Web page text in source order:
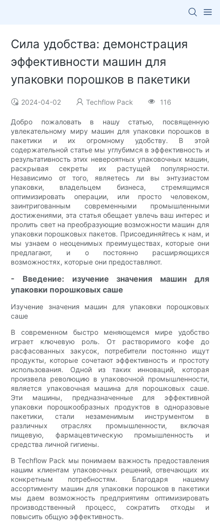
Сила удобства: демонстрация
эффективности машин для
упаковки порошков в пакетики
2024-04-02 Techflow Pack 116
Добро пожаловать в нашу статью, посвященную
увлекательному миру машин для упаковки порошков в
пакетики и их огромному удобству. В этой
содержательной статье мы углубимся в эффективность и
результативность этих невероятных упаковочных машин,
раскрывая секреты их растущей популярности.
Независимо от того, являетесь ли вы энтузиастом
упаковки, владельцем бизнеса, стремящимся
оптимизировать операции, или просто человеком,
заинтригованным современными промышленными
достижениями, эта статья обещает увлечь ваш интерес и
пролить свет на преобразующие возможности машин для
упаковки порошковых пакетов. Присоединяйтесь к нам, и
мы узнаем о неоценимых преимуществах, которые они
предлагают, и о постоянно расширяющихся
возможностях, которые они предоставляют.
- Введение: изучение значения машин для
упаковки порошковых саше
Изучение значения машин для упаковки порошковых
саше
В современном быстро меняющемся мире удобство
играет ключевую роль. От растворимого кофе до
расфасованных закусок, потребители постоянно ищут
продукты, которые сочетают эффективность и простоту
использования. Одной из таких инноваций, которая
произвела революцию в упаковочной промышленности,
является упаковочная машина для порошковых саше.
Эти машины, предназначенные для эффективной
упаковки порошкообразных продуктов в одноразовые
пакетики, стали незаменимым инструментом в
различных отраслях промышленности, включая
пищевую, фармацевтическую промышленность и
средства личной гигиены.
В Techflow Pack мы понимаем важность предоставления
нашим клиентам упаковочных решений, отвечающих их
конкретным потребностям. Благодаря нашему
ассортименту машин для упаковки порошков в пакетики
мы даем возможность предприятиям оптимизировать
производственный процесс, сократить отходы и
повысить общую эффективность.